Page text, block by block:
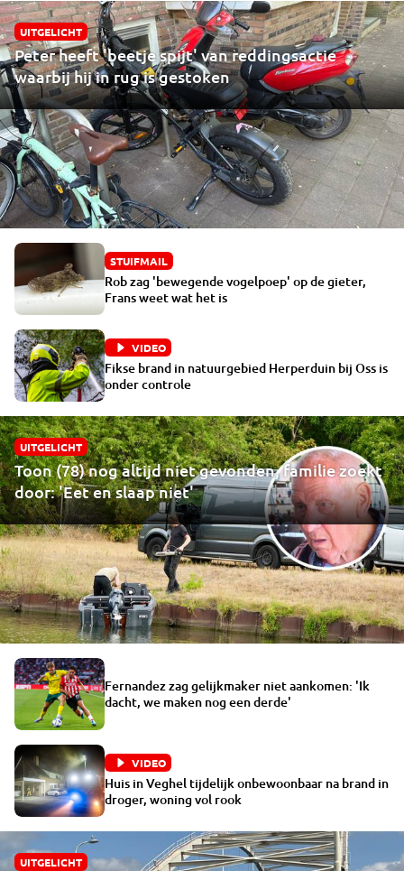
UITGELICHT
Peter heeft 'beetje spijt' van reddingsactie
waarbij hij in rug is gestoken
STUIFMAIL
Rob zag 'bewegende vogelpoep' op de gieter,
Frans weet wat het is
VIDEO
Fikse brand in natuurgebied Herperduin bij Oss is
onder controle
UITGELICHT
Toon (78) nog altijd niet gevonden, familie zoekt
door: 'Eet en slaap niet'
Fernandez zag gelijkmaker niet aankomen: 'Ik
dacht, we maken nog een derde'
VIDEO
Huis in Veghel tijdelijk onbewoonbaar na brand in
droger, woning vol rook
UITGELICHT